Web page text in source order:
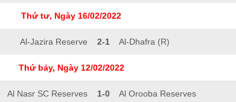
Thứ tư, Ngày 16/02/2022
Al-Jazira Reserve 2-1 Al-Dhafra (R)
Thứ bảy, Ngày 12/02/2022
Al Nasr SC Reserves 1-0 Al Orooba Reserves